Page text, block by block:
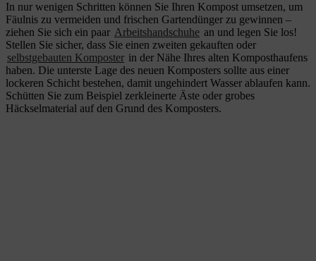
In nur wenigen Schritten können Sie Ihren Kompost umsetzen, um
Fäulnis zu vermeiden und frischen Gartendünger zu gewinnen –
ziehen Sie sich ein paar Arbeitshandschuhe an und legen Sie los!
Stellen Sie sicher, dass Sie einen zweiten gekauften oder
selbstgebauten Komposter in der Nähe Ihres alten Komposthaufens
haben. Die unterste Lage des neuen Komposters sollte aus einer
lockeren Schicht bestehen, damit ungehindert Wasser ablaufen kann.
Schütten Sie zum Beispiel zerkleinerte Äste oder grobes
Häckselmaterial auf den Grund des Komposters.